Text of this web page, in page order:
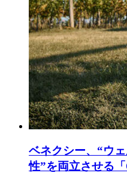
ベネクシー、“ウ
性”を両立させる